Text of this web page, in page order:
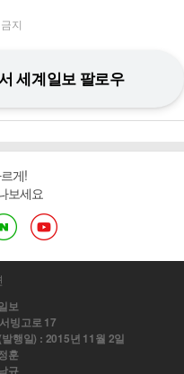
지
세계일보 팔로우
게!
보세요
보
빙고로 17
행일) : 2015년 11월 2일
훈
규